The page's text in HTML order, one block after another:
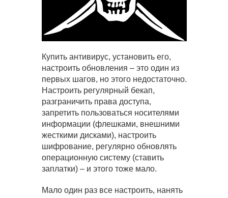
Купить антивирус, установить его,
настроить обновления – это один из
первых шагов, но этого недостаточно.
Настроить регулярный бекап,
разграничить права доступа,
запретить пользоваться носителями
информации (флешками, внешними
жесткими дисками), настроить
шифрование, регулярно обновлять
операционную систему (ставить
заплатки) – и этого тоже мало.
Мало один раз все настроить, нанять